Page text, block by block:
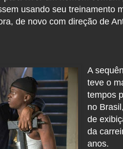
usando seu treinamento
de novo com direção de
A
teve o
tempos
no
de
da
anos.